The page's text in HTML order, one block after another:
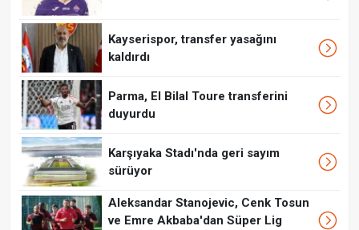
Kayserispor, transfer yasağını
kaldırdı
Parma, El Bilal Toure transferini
duyurdu
Karşıyaka Stadı'nda geri sayım
sürüyor
Aleksandar Stanojevic, Cenk Tosun
ve Emre Akbaba'dan Süper Lig